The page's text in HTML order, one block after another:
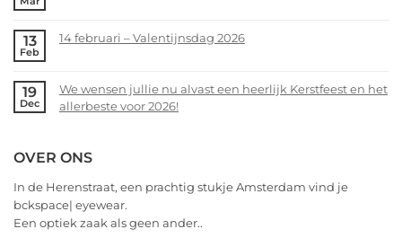
Kerstfeest
allerbeste
voor
jou!
on
bckspace
|
13
Feb
14 februari – Valentijnsdag 2026
on
14
Valentijnsdag
19
Dec
We wensen jullie nu alvast een heerlijk Kerstfeest en het
allerbeste voor 2026!
on
wensen
jullie
nu
OVER ONS
In de Herenstraat, een prachtig stukje Amsterdam vind je
bckspace| eyewear.
Een optiek zaak als geen ander..